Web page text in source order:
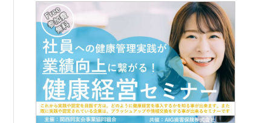
コンテンツ
コラム
ニュース
書籍紹介